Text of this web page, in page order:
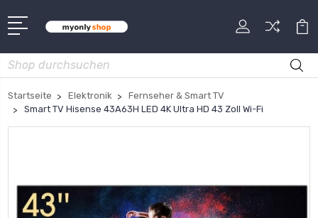
Suche
Startseite Elektronik
Fernseher & Smart TV
Smart TV Hisense 43A63H LED 4K Ultra HD 43 Zoll Wi-Fi